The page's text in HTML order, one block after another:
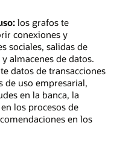
los grafos te
conexiones y
sociales, salidas de
almacenes de datos.
datos de transacciones
de uso empresarial,
en la banca, la
los procesos de
en los